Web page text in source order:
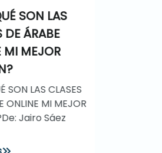
SON LAS
ÁRABE
MEJOR
LAS CLASES
MI MEJOR
Jairo Sáez